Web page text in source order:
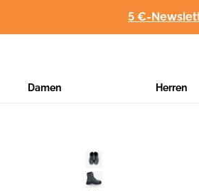
5 €-
Damen Herren